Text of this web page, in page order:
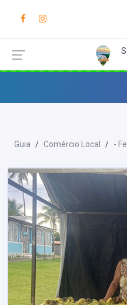
Guia Comércio Local -